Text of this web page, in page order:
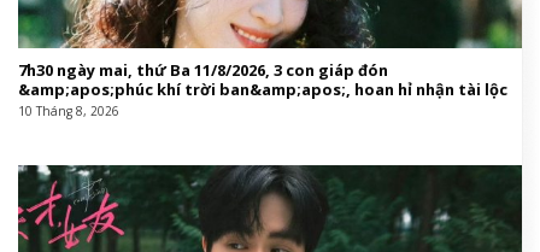
7h30 ngày mai, thứ Ba 11/8/2026, 3 con giáp đón
&amp;apos;phúc khí trời ban&amp;apos;, hoan hỉ nhận tài lộc
10 Tháng 8, 2026